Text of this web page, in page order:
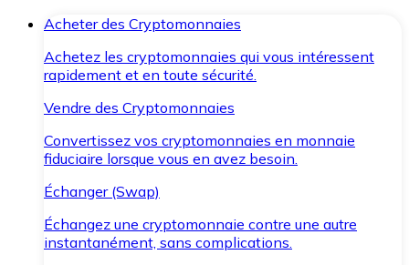
Acheter des Cryptomonnaies
Achetez les cryptomonnaies qui vous intéressent
rapidement et en toute sécurité.
Vendre des Cryptomonnaies
Convertissez vos cryptomonnaies en monnaie
fiduciaire lorsque vous en avez besoin.
Échanger (Swap)
Échangez une cryptomonnaie contre une autre
instantanément, sans complications.